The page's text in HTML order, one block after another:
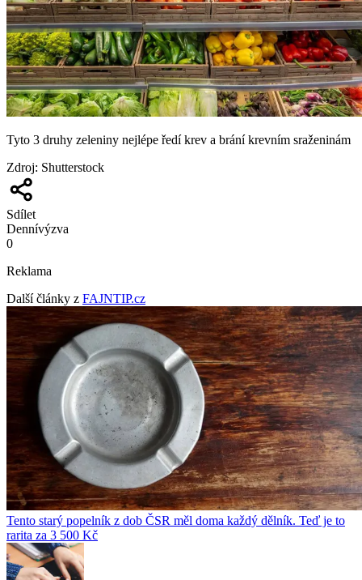
Tyto 3 druhy zeleniny nejlépe ředí krev a brání krevním sraženinám
Zdroj: Shutterstock
Sdílet
Dennívýzva
0
Reklama
Další články z FAJNTIP.cz
Tento starý popelník z dob ČSR měl doma každý dělník. Teď je to
rarita za 3 500 Kč